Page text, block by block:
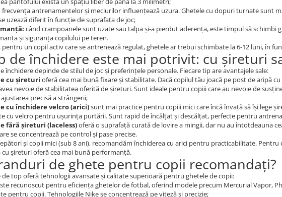
frecvența antrenamentelor și meciurilor influențează uzura. Ghetele cu dopuri turnate sunt
uzează diferit în funcție de suprafața de joc;
când crampoanele sunt uzate sau talpa și-a pierdut aderența, este timpul să schimbi
și siguranța copilului pe teren.
pentru un copil activ care se antrenează regulat, ghetele ar trebui schimbate la 6-12 luni, în
de închidere este mai potrivit: cu șireturi
închidere depinde de stilul de joc și preferințele personale. Fiecare tip are avantajele sale:
cu șireturi oferă cea mai bună fixare și stabilitate. Dacă copilul tău joacă pe post de aripă
nevoie de stabilitatea oferită de șireturi. Sunt ideale pentru copiii care au nevoie de
precisă a strângerii;
cu închidere velcro (arici)sunt mai practice pentru copiii mici care încă învață să își lege
cu velcro pentru ușurința purtării. Sunt rapid de încălțat și descălțat, perfecte pentru
fără șireturi (laceless)oferă o suprafață curată de lovire a mingii, dar nu au întotdeauna
se concentrează pe control și pase precise.
și copii mici (sub 8 ani), recomandăm închiderea cu arici pentru practicabilitate.
cu șireturi oferă cea mai bună performanță.
de ghete pentru copii recomandați?
de top oferă tehnologii avansate și calitate superioară pentru ghetele de copii:
recunoscut pentru eficiența ghetelor de fotbal, oferind modele precum Mercurial Vapor,
pentru copii. Tehnologiile Nike se concentrează pe viteză și precizie;